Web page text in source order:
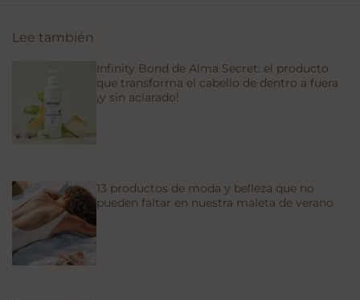
Lee también
Infinity Bond de Alma Secret: el producto
que transforma el cabello de dentro a fuera
¡y sin aclarado!
13 productos de moda y belleza que no
pueden faltar en nuestra maleta de verano